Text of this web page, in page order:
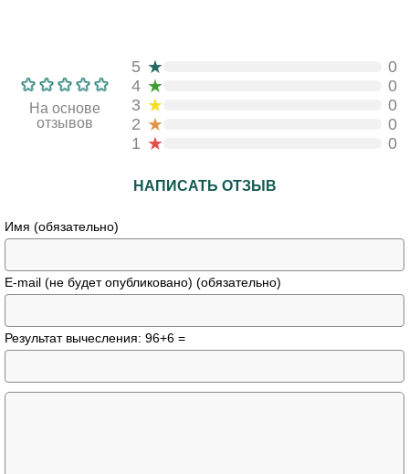
На основе
отзывов
5 ★
0
4 ★
0
3 ★
0
2 ★
0
1 ★ 0
НАПИСАТЬ ОТЗЫВ
Имя (обязательно)
E-mail (не будет опубликовано) (обязательно)
Результат вычесления: 96+6 =